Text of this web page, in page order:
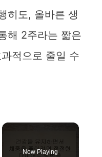
히도, 올바른 생
해 2주라는 짧은
적으로 줄일 수
Now Playing